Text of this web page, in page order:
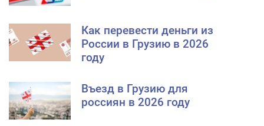
Как перевести деньги из
России в Грузию в 2026
году
Въезд в Грузию для
россиян в 2026 году